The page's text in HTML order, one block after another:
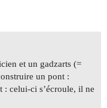
et un gadzarts (=
un pont :
: celui-ci s’écroule, il ne